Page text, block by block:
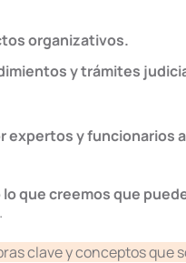
organizativos.
y trámites
expertos y funcionarios
que creemos que
clave y conceptos que